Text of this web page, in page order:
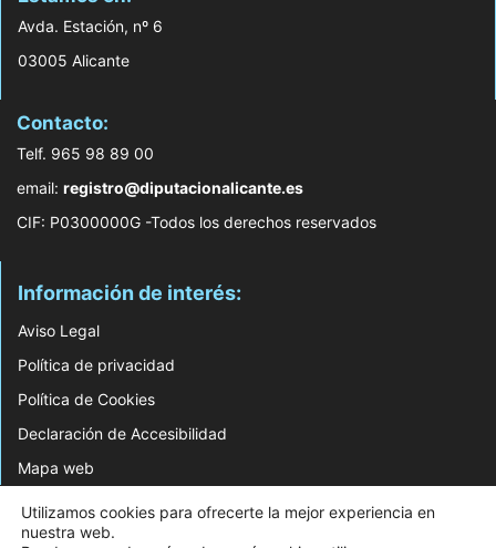
Avda. Estación, nº 6
03005 Alicante
Contacto:
Telf. 965 98 89 00
email: registro@diputacionalicante.es
CIF: P0300000G -Todos los derechos reservados
Información de interés:
Aviso Legal
Política de privacidad
Política de Cookies
Declaración de Accesibilidad
Mapa web
© 2026 Web Desarrollada por el Servicio de Informática de Diputación de
Utilizamos cookies para ofrecerte la mejor experiencia en
nuestra web.